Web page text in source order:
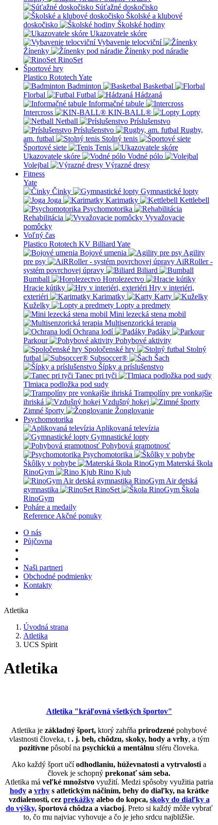
Súťažné doskočisko
Školské a klubové
doskočisko
Školské hodiny
Ukazovatele skóre
Vybavenie telocviční
Žínenky
Žínenky pod náradie
RinoSet
Športové hry
Plastico Rototech Yate
Badminton
Basketbal
Florbal
Futbal
Hádzaná
Informačné tabule
Intercross
KIN-BALL®
Lopty
Netball
Príslušenstvo
Príslušenstvo
Rugby,
am. futbal
Stolný tenis
Športové siete
Tenis
Ukazovatele skóre
Vodné pólo
Volejbal
Výrazné dresy
Fitness
Yate
Činky
Gymnastické lopty
Joga
Karimatky
Kettlebell
Psychomotorika
Rehabilitácia
Vyvažovacie
pomôcky
Voľný čas
Plastico Rototech KV Billiard Yate
Bojové umenia
Agility
pre psy
AiRRoller -
systém povrchovej úpravy
Biliard
Bumball
Horolezectvo
Hracie kútiky
Hry v interiéri,
exteriéri
Karimatky
Karty
Kuželky
Lopty a predmety
Mini lezecká stena mobil
Multisenzorická terapia
Ochrana lodí
Padáky
Parkour
Pohybové aktivity
Spoločenské hry
Stolný
futbal
Subsoccer®
Šach
Šípky a príslušenstvo
Tanec pri tyči
Tlmiaca podložka pod sudy
Trampolíny pre vonkajšie
ihriská
Vzdušný hokej
Zimné športy
Žonglovanie
Psychomotorika
Aplikovaná televízia
Gymnastické lopty
Pohybová gramotnosť
Psychomotorika
Škôlky v pohybe
Materská škola
RinoGym
Rino Kjub
RinoGym Air detská
gymnastika
RinoSet
Škola
RinoGym
Poháre a medaily
Reference Akčné ponuky
O nás
Půjčovna
Naši partneri
Obchodné podmienky
Kontakty
Atletika
Úvodná strana
Atletika
UCS Spirit
Atletika
Atletika "kráľovná všetkých športov"
Atletika je základný šport, ktorý zahŕňa prirodzené pohybové
vlastnosti človeka, t. j. beh, chôdzu, skoky, hody a vrhy, a tým
pozitívne pôsobí na psychickú a mentálnu sféru človeka.
Ako každý šport učíodhodlaniu, húževnatosti a vytrvalostia
človek je schopný prekonať sám seba.
Atletika má veľké množstvo využití. Medzi spôsoby využitia patria
hody a vrhys atletickým náčiním, behy do diaľky, na krátke
vzdialenosti, cez prekážkyalebo do kopca, skoky do diaľky a
do výšky,športová chôdza a viacboj. Preto si každý môže vybrať
to, čo mu najviac vyhovuje a čo je jeho srdcu najbližšie.